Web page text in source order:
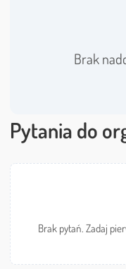
Brak
Pytania do
Brak pytań. Zadaj